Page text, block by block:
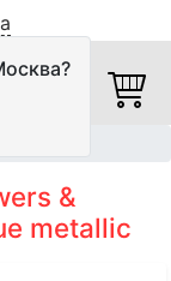
&
metallic